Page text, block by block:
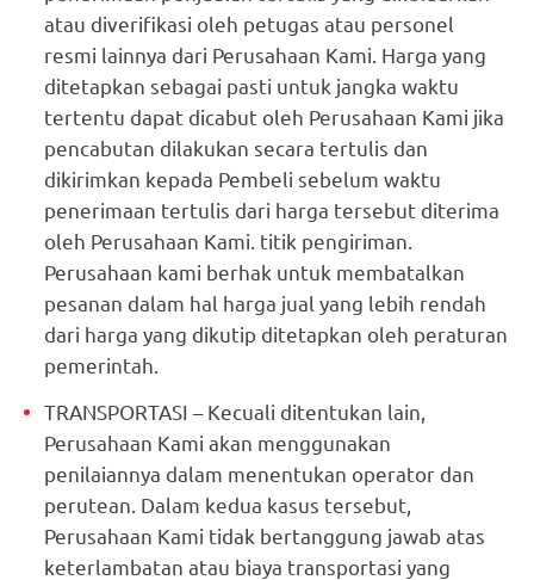
atau diverifikasi oleh petugas atau personel
resmi lainnya dari Perusahaan Kami. Harga yang
ditetapkan sebagai pasti untuk jangka waktu
tertentu dapat dicabut oleh Perusahaan Kami jika
pencabutan dilakukan secara tertulis dan
dikirimkan kepada Pembeli sebelum waktu
penerimaan tertulis dari harga tersebut diterima
oleh Perusahaan Kami. titik pengiriman.
Perusahaan kami berhak untuk membatalkan
pesanan dalam hal harga jual yang lebih rendah
dari harga yang dikutip ditetapkan oleh peraturan
pemerintah.
TRANSPORTASI – Kecuali ditentukan lain,
Perusahaan Kami akan menggunakan
penilaiannya dalam menentukan operator dan
perutean. Dalam kedua kasus tersebut,
Perusahaan Kami tidak bertanggung jawab atas
keterlambatan atau biaya transportasi yang